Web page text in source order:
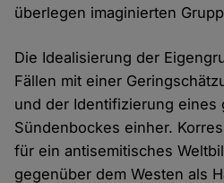
überlegen imaginierten
Die Idealisierung der
Fällen mit einer
und der Identifizierung eines
Sündenbockes einher.
für ein antisemitisches
gegenüber dem Westen als